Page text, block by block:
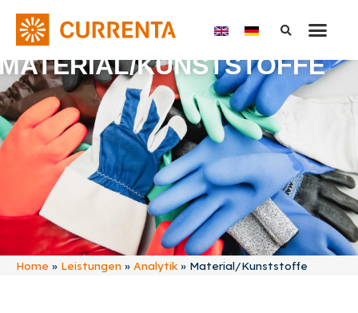
KUNSTSTOFFE
Home » Leistungen » Analytik » Material/Kunststoffe